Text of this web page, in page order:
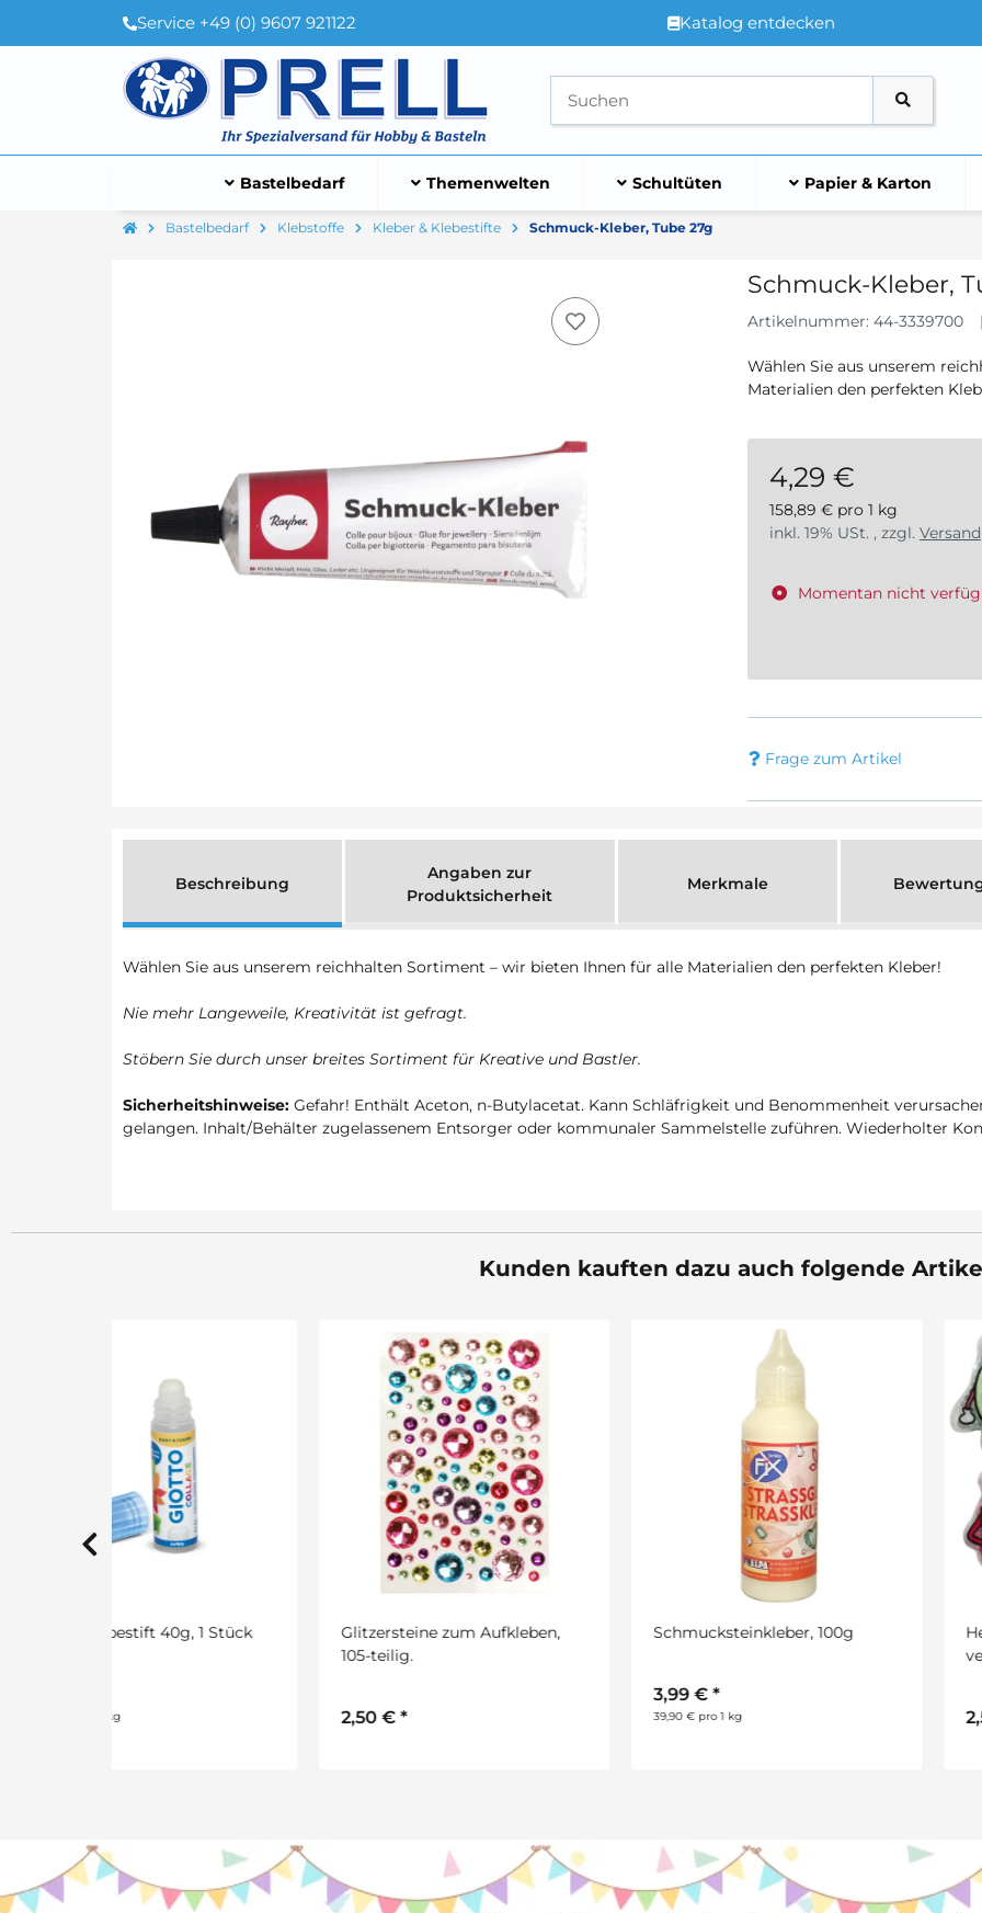
Service +49 (0) 9607 921122 Katalog entdecken
Bastelbedarf Themenwelten Schultüten Papier & Karton
Bastelbedarf Klebstoffe Kleber & Klebestifte Schmuck-Kleber, Tube 27g
Schmuck-Kleber,
Artikelnummer: 44-3339700
Wählen Sie aus unserem
Materialien den perfekten
4,29 €
158,89 € pro 1 kg
inkl. 19% USt. , zzgl. Versand
Momentan nicht
Frage zum Artikel
Beschreibung
Angaben zur
Produktsicherheit
Merkmale
Wählen Sie aus unserem reichhalten Sortiment – wir bieten Ihnen für alle Materialien den perfekten Kleber!
Nie mehr Langeweile, Kreativität ist gefragt.
Stöbern Sie durch unser breites Sortiment für Kreative und Bastler.
Sicherheitshinweise: Gefahr! Enthält Aceton, n-Butylacetat. Kann Schläfrigkeit und Benommenheit
gelangen. Inhalt/Behälter zugelassenem Entsorger oder kommunaler Sammelstelle zuführen. Wiederholter
Kunden kauften dazu auch folgende
Glitzersteine zum Aufkleben,
Schmucksteinkleber, 100g
Helfermonster Kissen,
verschieden sortiert, 1